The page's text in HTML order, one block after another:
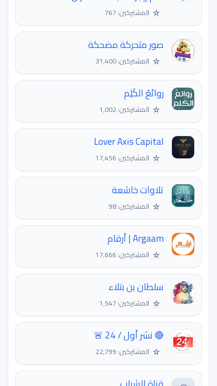
☆ المشتركين: 767
صور متحركة مضحكة
☆ المشتركين: 31,400
روائعُ الكَلِم
☆ المشتركين: 1,002
Lover Axis Capital
☆ المشتركين: 17,456
تلاوات خاشعة
☆ المشتركين: 98
Argaam | أرقام
☆ المشتركين: 17,666
سلطان بن بتلاء
☆ المشتركين: 1,547
🔴 نشر أول / 24 🚨
☆ المشتركين: 22,799